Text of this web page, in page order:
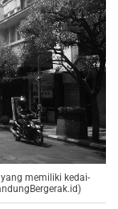
memiliki kedai-